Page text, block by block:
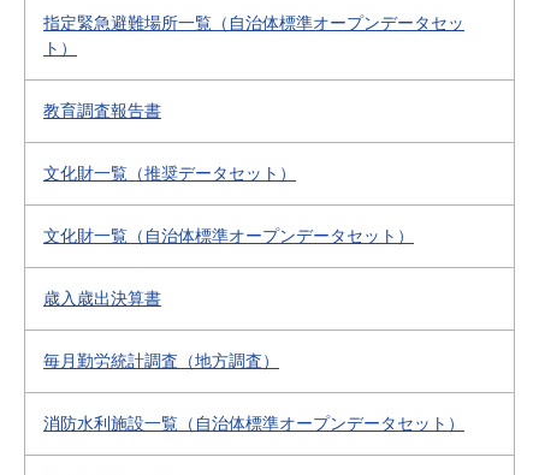
指定緊急避難場所一覧（自治体標準オープンデータセッ
ト）
教育調査報告書
文化財一覧（推奨データセット）
文化財一覧（自治体標準オープンデータセット）
歳入歳出決算書
毎月勤労統計調査（地方調査）
消防水利施設一覧（自治体標準オープンデータセット）